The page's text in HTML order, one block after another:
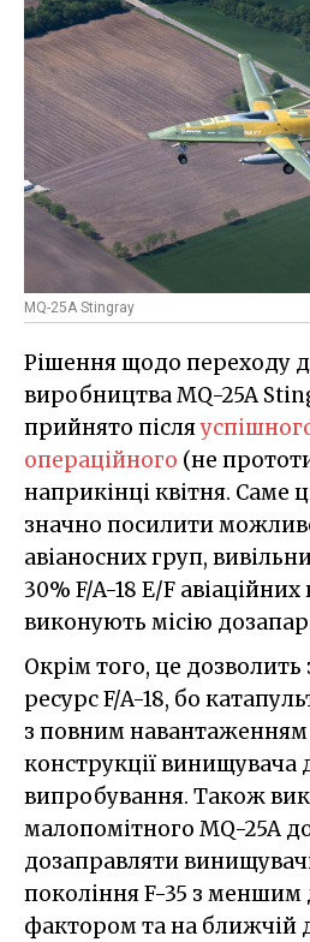
MQ-25A Stingray
Рішення щодо переходу
виробництва MQ-25A
прийнято після
операційного (не
наприкінці квітня. Саме
значно посилити
авіаносних груп,
30% F/A-18 E/F
виконують місію
Окрім того, це
ресурс F/A-18, бо
з повним
конструкції винищувача
випробування. Також
малопомітного MQ-25A
дозаправляти
покоління F-35 з
фактором та на ближчій